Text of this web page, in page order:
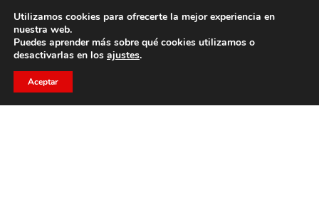
Trae a un amigo y llevaos un total de 75€ de descuento.
Utilizamos cookies para ofrecerte la mejor experiencia en
nuestra web.
Puedes aprender más sobre qué cookies utilizamos o
desactivarlas en los ajustes.
Aceptar